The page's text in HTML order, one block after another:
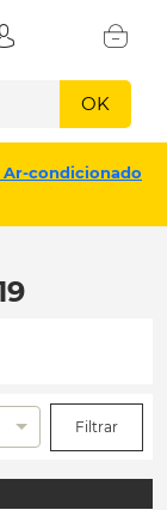
OK
Ar-condicionado
Filtrar